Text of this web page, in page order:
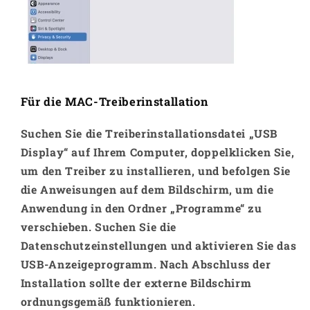
Für die MAC-Treiberinstallation
Suchen Sie die Treiberinstallationsdatei „USB
Display“ auf Ihrem Computer, doppelklicken Sie,
um den Treiber zu installieren, und befolgen Sie
die Anweisungen auf dem Bildschirm, um die
Anwendung in den Ordner „Programme“ zu
verschieben. Suchen Sie die
Datenschutzeinstellungen und aktivieren Sie das
USB-Anzeigeprogramm. Nach Abschluss der
Installation sollte der externe Bildschirm
ordnungsgemäß funktionieren.